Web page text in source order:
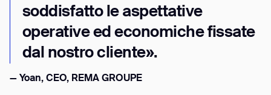
soddisfatto le aspettative
operative ed economiche fissate
dal nostro cliente».
— Yoan, CEO, REMA GROUPE